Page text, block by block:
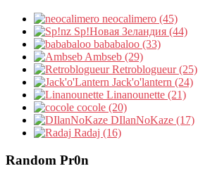
neocalimero (45)
Sp!Новая Зеландия (44)
bababaloo (33)
Ambseb (29)
Retroblogueur (25)
Jack'o'lantern (24)
Linanounette (21)
cocole (20)
DIlanNoKaze (17)
Radaj (16)
Random Pr0n